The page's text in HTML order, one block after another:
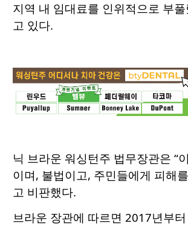
지역 내 임대료를 인위적으로 부
고 있다.
닉 브라운 워싱턴주 법무장관은 “
이며, 불법이고, 주민들에게 피해
고 비판했다.
브라운 장관에 따르면 2017년부